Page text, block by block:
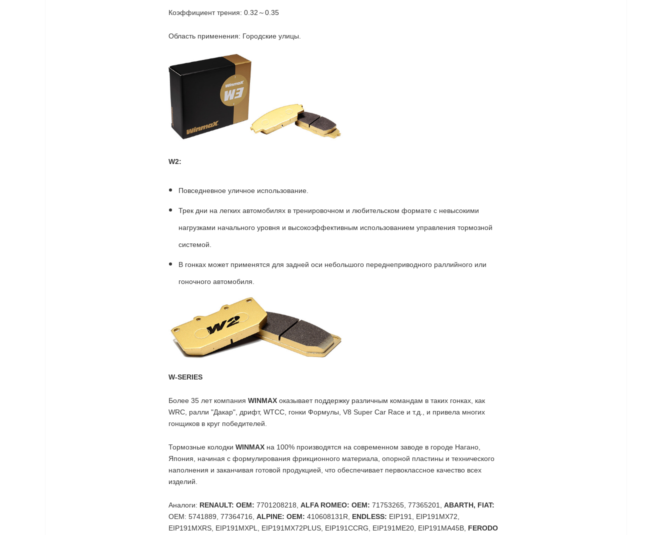
Коэффициент трения: 0.32～0.35
Область применения: Городские улицы.
W2:
Повседневное уличное использование.
Трек дни на легких автомобилях в тренировочном и любительском формате с невысокими
нагрузками начального уровня и высокоэффективным использованием управления тормозной
системой.
В гонках может применятся для задней оси небольшого переднеприводного раллийного или
гоночного автомобиля.
W-SERIES
Более 35 лет компания WINMAX оказывает поддержку различным командам в таких гонках, как
WRC, ралли "Дакар", дрифт, WTCC, гонки Формулы, V8 Super Car Race и т.д., и привела многих
гонщиков в круг победителей.
Тормозные колодки WINMAX на 100% производятся на современном заводе в городе Нагано,
Япония, начиная с формулирования фрикционного материала, опорной пластины и технического
наполнения и заканчивая готовой продукцией, что обеспечивает первоклассное качество всех
изделий.
Аналоги: RENAULT: OEM: 7701208218, ALFA ROMEO: OEM: 71753265, 77365201, ABARTH, FIAT:
OEM: 5741889, 77364716, ALPINE: OEM: 410608131R, ENDLESS: EIP191, EIP191MX72,
EIP191MXRS, EIP191MXPL, EIP191MX72PLUS, EIP191CCRG, EIP191ME20, EIP191MA45B, FERODO